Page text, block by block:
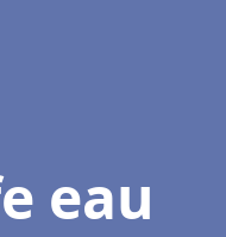
eau